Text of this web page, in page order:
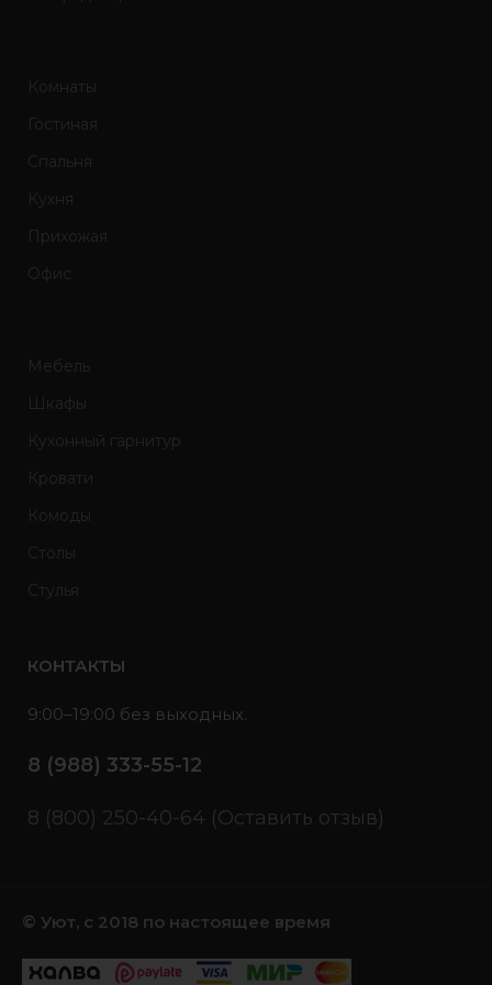
Комнаты
Гостиная
Спальня
Кухня
Прихожая
Офис
Мебель
Шкафы
Кухонный гарнитур
Кровати
Комоды
Столы
Стулья
КОНТАКТЫ
9:00–19:00 без выходных.
8 (988) 333-55-12
8 (800) 250-40-64 (Оставить отзыв)
© Уют, с 2018 по настоящее время